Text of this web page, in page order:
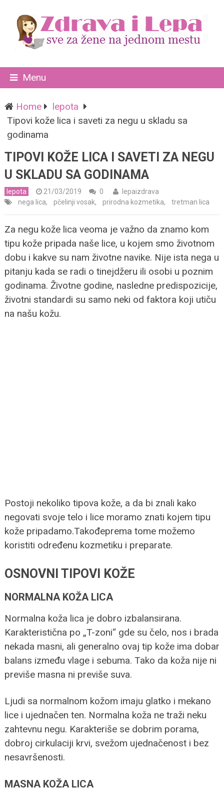
Menu
Home
lepota
Tipovi kože lica i saveti za negu u skladu sa
godinama
TIPOVI KOŽE LICA I SAVETI ZA NEGU
U SKLADU SA GODINAMA
lepota 21/03/2019 0
lepaizdrava
nega lica, pčelinji vosak, prirodna kozmetika, tretman lica
Za negu kože lica veoma je važno da znamo kom
tipu kože pripada naše lice, u kojem smo životnom
dobu i kakve su nam životne navike. Nije ista nega u
pitanju kada se radi o tinejdžeru ili osobi u poznim
godinama. Životne godine, nasledne predispozicije,
životni standardi su samo neki od faktora koji utiču
na našu kožu.
Postoji nekoliko tipova kože, a da bi znali kako
negovati svoje telo i lice moramo znati kojem tipu
kože pripadamo.Takođeprema tome možemo
koristiti određenu kozmetiku i preparate.
OSNOVNI TIPOVI KOŽE
NORMALNA KOŽA LICA
Normalna koža lica je dobro izbalansirana.
Karakteristična po „T-zoni“ gde su čelo, nos i brada
nekada masni, ali generalno ovaj tip kože ima dobar
balans između vlage i sebuma. Tako da koža nije ni
previše masna ni previše suva.
Ljudi sa normalnom kožom imaju glatko i mekano
lice i ujednačen ten. Normalna koža ne traži neku
zahtevnu negu. Karakteriše se dobrim porama,
dobroj cirkulaciji krvi, svežom ujednačenost i bez
nesavršenosti.
MASNA KOŽA LICA